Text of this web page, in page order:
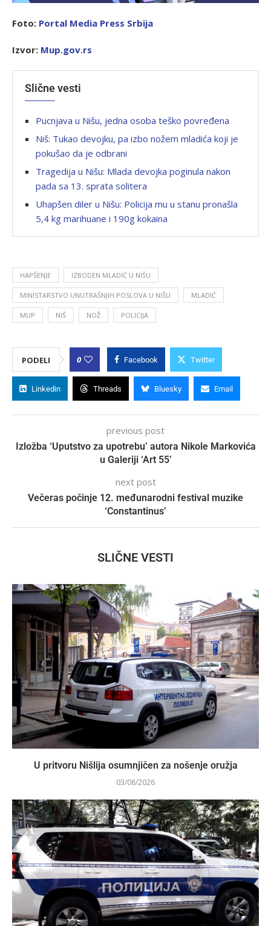
Foto: Portal Media Press Srbija
Izvor: Mup.gov.rs
Slične vesti
Pucnjava u Nišu, jedna osoba teško povređena
Niš: Tukao devojku, pa izbo nožem mladića koji je
pokušao da je odbrani
Tragedija u Nišu: Mlada devojka poginula nakon
pada sa 13. sprata solitera
Uhapšen diler u Nišu: Policija mu u stanu pronašla
5,4 kg marihuane i 190g kokaina
HAPŠENJE IZBODEN MLADIĆ U NIŠU
MINISTARSTVO UNUTRAŠNJIH POSLOVA U NIŠU MLADIĆ
MUP NIŠ NOŽ POLICIJA
PODELI 0 Facebook Twitter
Linkedin Threads Bluesky Email
previous post
Izložba ‘Uputstvo za upotrebu’ autora Nikole Markovića
u Galeriji ‘Art 55’
next post
Večeras počinje 12. međunarodni festival muzike
‘Constantinus’
SLIČNE VESTI
U pritvoru Nišlija osumnjičen za nošenje oružja
03/08/2026